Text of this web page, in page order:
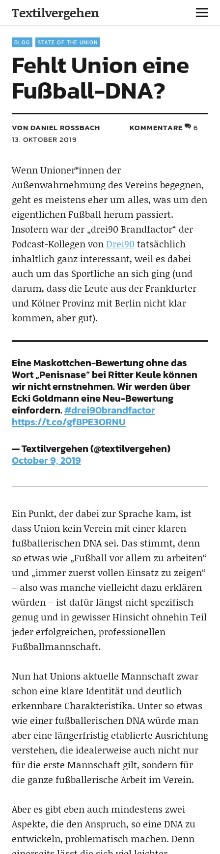
Textilvergehen
BLOG STATE OF THE UNION
Fehlt Union eine
Fußball-DNA?
VON DANIEL ROSSBACH
13. OKTOBER 2019
KOMMENTARE 6
Wenn Unioner*innen der
Außenwahrnehmung des Vereins begegnen,
geht es meistens eher um alles, was um den
eigentlichen Fußball herum passiert.
Insofern war der „drei90 Brandfactor“ der
Podcast-Kollegen vonDrei90 tatsächlich
inhaltlich ganz interessant, weil es dabei
auch um das Sportliche an sich ging (und
darum, dass die Leute aus der Frankfurter
und Kölner Provinz mit Berlin nicht klar
kommen, aber gut).
Eine Maskottchen-Bewertung ohne das
Wort „Penisnase“ bei Ritter Keule können
wir nicht ernstnehmen. Wir werden über
Ecki Goldmann eine Neu-Bewertung
einfordern.#drei90brandfactor
https://t.co/gf8PE3ORNU
— Textilvergehen (@textilvergehen)
October 9, 2019
Ein Punkt, der dabei zur Sprache kam, ist
dass Union kein Verein mit einer klaren
fußballerischen DNA sei. Das stimmt, denn
so etwas wie „Fußball vor allem zu arbeiten“
und „immer zuerst vollen Einsatz zu zeigen“
– also was manche vielleicht dazu erklären
würden – ist dafür längst nicht spezifisch
genug und in gewisser Hinsicht ohnehin Teil
jeder erfolgreichen, professionellen
Fußballmannschaft.
Nun hat Unions aktuelle Mannschaft zwar
schon eine klare Identität und deutlich
erkennbare Charakteristika. Unter so etwas
wie einer fußballerischen DNA würde man
aber eine längerfristig etablierte Ausrichtung
verstehen, die idealerweise auch nicht nur
für die erste Mannschaft gilt, sondern für
die ganze fußballerische Arbeit im Verein.
Aber es gibt eben auch mindestens zwei
Aspekte, die den Anspruch, so eine DNA zu
entwickeln, problematisch machen. Denn